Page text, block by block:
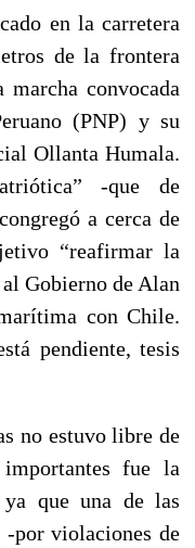
en la carretera
de la frontera
convocada
(PNP) y su
Ollanta Humala.
-que de
a cerca de
“reafirmar la
Gobierno de Alan
con Chile.
pendiente, tesis
no estuvo libre de
fue la
que una de las
-por violaciones de